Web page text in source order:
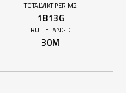
TOTALVIKT PER M2
1813G
RULLELÄNGD
30M